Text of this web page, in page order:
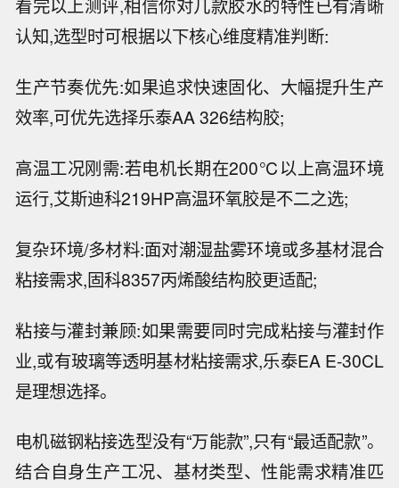
看完以上测评,相信你对几款胶水的特性已有清晰
认知,选型时可根据以下核心维度精准判断:
生产节奏优先:如果追求快速固化、大幅提升生产
效率,可优先选择乐泰AA 326结构胶;
高温工况刚需:若电机长期在200℃以上高温环境
运行,艾斯迪科219HP高温环氧胶是不二之选;
复杂环境/多材料:面对潮湿盐雾环境或多基材混合
粘接需求,固科8357丙烯酸结构胶更适配;
粘接与灌封兼顾:如果需要同时完成粘接与灌封作
业,或有玻璃等透明基材粘接需求,乐泰EA E-30CL
是理想选择。
电机磁钢粘接选型没有“万能款”,只有“最适配款”。
结合自身生产工况、基材类型、性能需求精准匹